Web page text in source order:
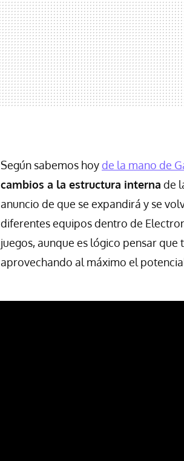
Según sabemos hoyde la mano de
cambios a la estructura interna de
anuncio de que se expandirá y se
diferentes equipos dentro de
juegos, aunque es lógico pensar
aprovechando al máximo el